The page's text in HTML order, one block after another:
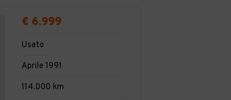
€ 6.999
Usato
Aprile 1991
114.000 km